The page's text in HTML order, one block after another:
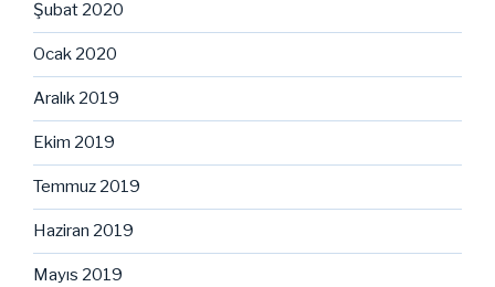
Şubat 2020
Ocak 2020
Aralık 2019
Ekim 2019
Temmuz 2019
Haziran 2019
Mayıs 2019